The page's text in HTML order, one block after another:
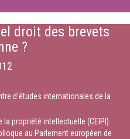
droit des brevets
?
d'études internationales de la
la propriété intellectuelle (CEIPI)
au Parlement européen de